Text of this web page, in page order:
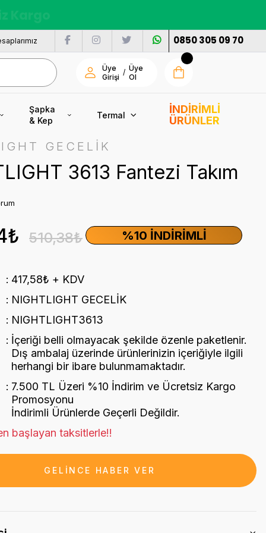
0850 305 09 70
Üye
Girişi
/ Üye
Ol
Şapka
& Kep
Termal
İNDİRİMLİ
ÜRÜNLER
GECELİK
3613 Fantezi Takım
%10 İNDIRIMLI
510,38₺
417,58₺ + KDV
NIGHTLIGHT GECELİK
NIGHTLIGHT3613
İçeriği belli olmayacak şekilde özenle paketlenir.
Dış ambalaj üzerinde ürünlerinizin içeriğiyle ilgili
herhangi bir ibare bulunmamaktadır.
7.500 TL Üzeri %10 İndirim ve Ücretsiz Kargo
Promosyonu
İndirimli Ürünlerde Geçerli Değildir.
başlayan taksitlerle!!
GELİNCE HABER VER